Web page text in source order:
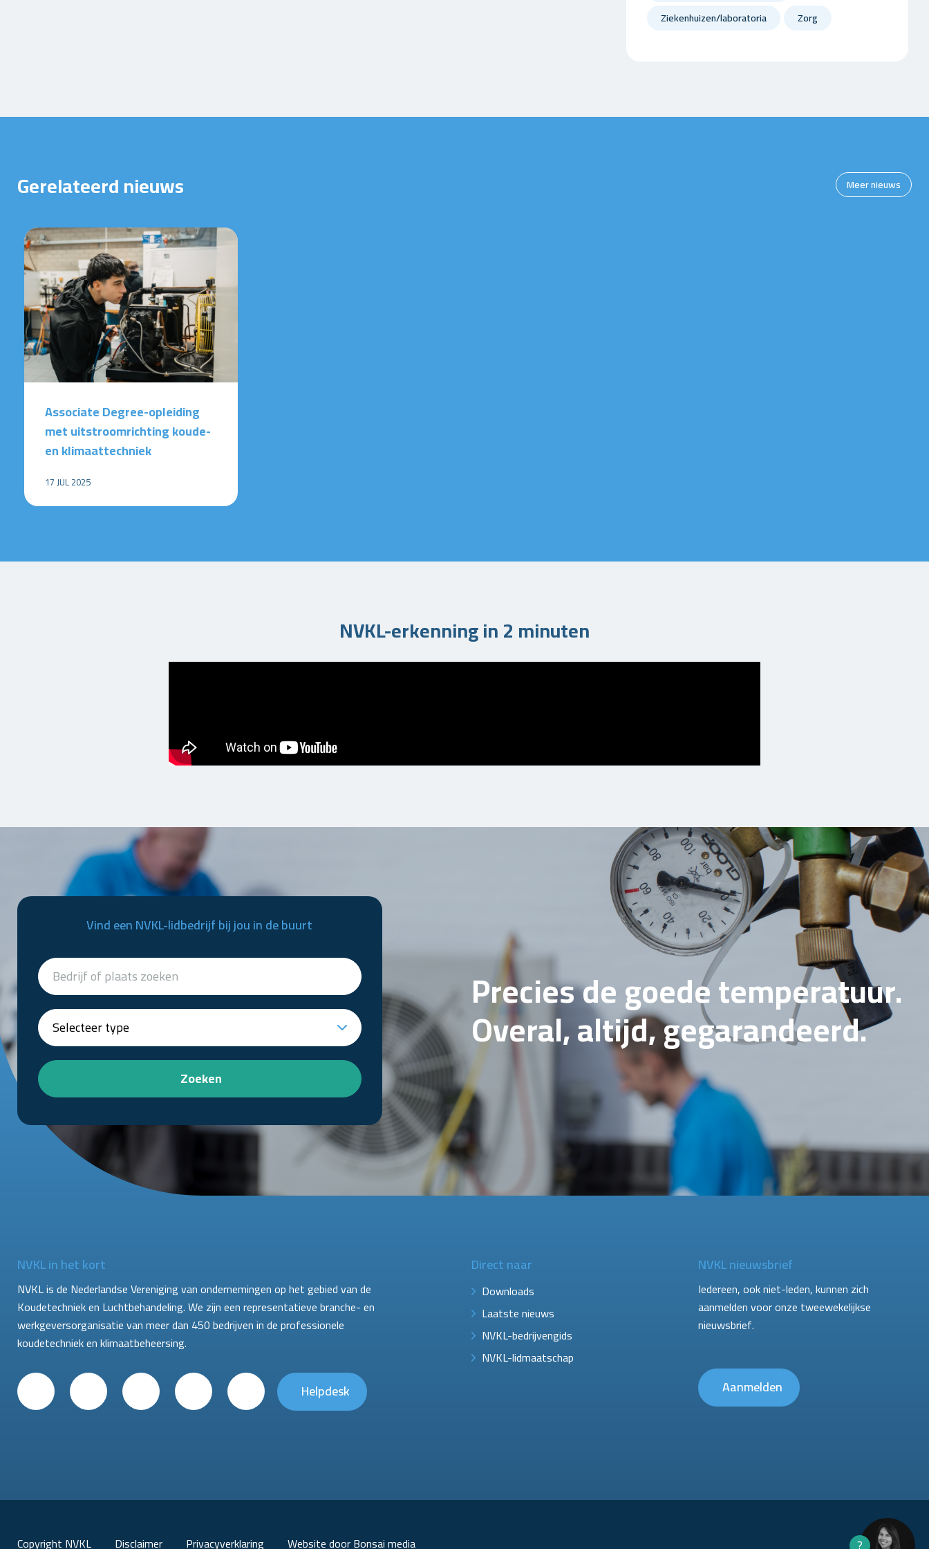
Ziekenhuizen/laboratoria Zorg
Gerelateerd nieuws Meer nieuws
Associate Degree-opleiding
met uitstroomrichting koude-
en klimaattechniek
17 JUL 2025
NVKL-erkenning in 2 minuten
Vind een NVKL-lidbedrijf bij jou in de buurt
Zoeken
Precies de goede temperatuur.
Overal, altijd, gegarandeerd.
NVKL in het kort
NVKL is de Nederlandse Vereniging van ondernemingen op het gebied van de
Koudetechniek en Luchtbehandeling. We zijn een representatieve branche- en
werkgeversorganisatie van meer dan 450 bedrijven in de professionele
koudetechniek en klimaatbeheersing.
Helpdesk
Direct naar
Downloads
Laatste nieuws
NVKL-bedrijvengids
NVKL-lidmaatschap
NVKL nieuwsbrief
Iedereen, ook niet-leden, kunnen zich
aanmelden voor onze tweewekelijkse
nieuwsbrief.
Aanmelden
Copyright NVKL Disclaimer Privacyverklaring Website door Bonsai media